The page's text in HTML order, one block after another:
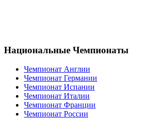
Национальные Чемпионаты
Чемпионат Англии
Чемпионат Германии
Чемпионат Испании
Чемпионат Италии
Чемпионат Франции
Чемпионат России